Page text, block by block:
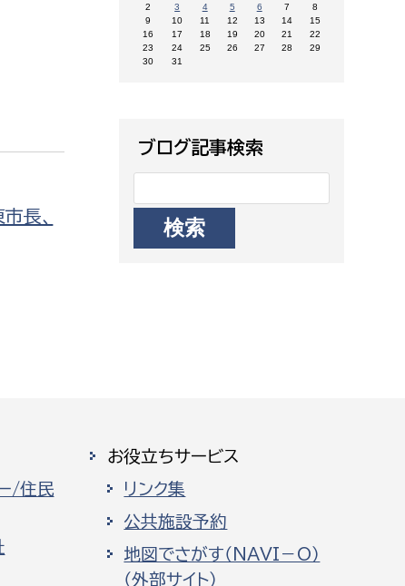
長、
2
3 4 5 6 7
8
9
10 11 12 13 14
15
16
17 18 19 20 21
22
23
24 25 26 27 28
29
30
31
ブログ記事検索
/住民
お役立ちサービス
リンク集
公共施設予約
地図でさがす（NAVI－O）
（外部サイト）